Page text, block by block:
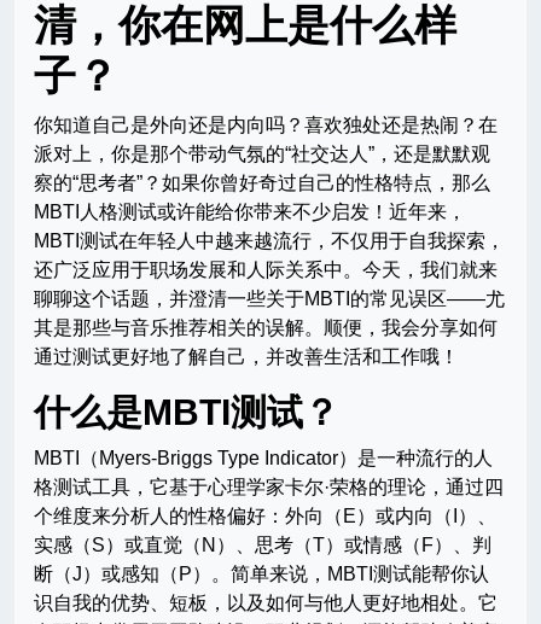
清，你在网上是什么样
子？
你知道自己是外向还是内向吗？喜欢独处还是热闹？在
派对上，你是那个带动气氛的“社交达人”，还是默默观
察的“思考者”？如果你曾好奇过自己的性格特点，那么
MBTI人格测试或许能给你带来不少启发！近年来，
MBTI测试在年轻人中越来越流行，不仅用于自我探索，
还广泛应用于职场发展和人际关系中。今天，我们就来
聊聊这个话题，并澄清一些关于MBTI的常见误区——尤
其是那些与音乐推荐相关的误解。顺便，我会分享如何
通过测试更好地了解自己，并改善生活和工作哦！
什么是MBTI测试？
MBTI（Myers-Briggs Type Indicator）是一种流行的人
格测试工具，它基于心理学家卡尔·荣格的理论，通过四
个维度来分析人的性格偏好：外向（E）或内向（I）、
实感（S）或直觉（N）、思考（T）或情感（F）、判
断（J）或感知（P）。简单来说，MBTI测试能帮你认
识自我的优势、短板，以及如何与他人更好地相处。它